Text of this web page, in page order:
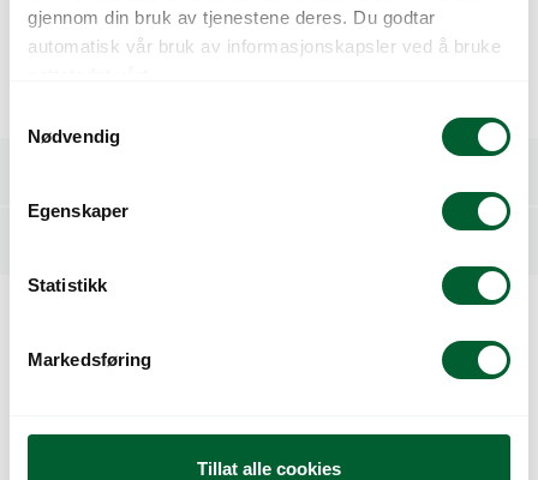
gjennom din bruk av tjenestene deres. Du godtar
automatisk vår bruk av informasjonskapsler ved å bruke
Nødvendig
Egenskaper
Statistikk
Markedsføring
Tillat alle cookies
Emballasjestørrelse: 25 kg sekk
Kunder så også på